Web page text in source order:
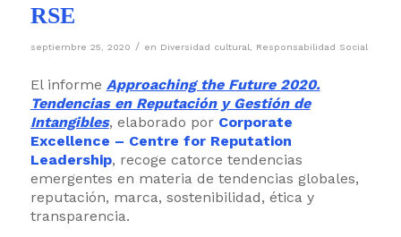
RSE
septiembre 25, 2020 / en Diversidad cultural, Responsabilidad Social
El informe Approaching the Future 2020.
Tendencias en Reputación y Gestión de
Intangibles, elaborado por Corporate
Excellence – Centre for Reputation
Leadership, recoge catorce tendencias
emergentes en materia de tendencias globales,
reputación, marca, sostenibilidad, ética y
transparencia.